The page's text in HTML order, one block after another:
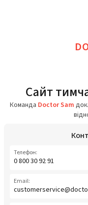
Сайт
Команда Doctor Sam
Телефон:
0 800 30 92 91
Email: